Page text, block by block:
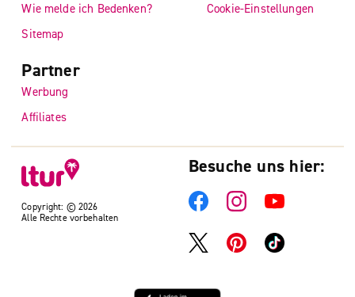
Copyright: © 2026
Alle Rechte vorbehalten
Wie melde ich Bedenken?
Sitemap
Cookie-Einstellungen
Partner
Werbung
Affiliates
Besuche uns hier: